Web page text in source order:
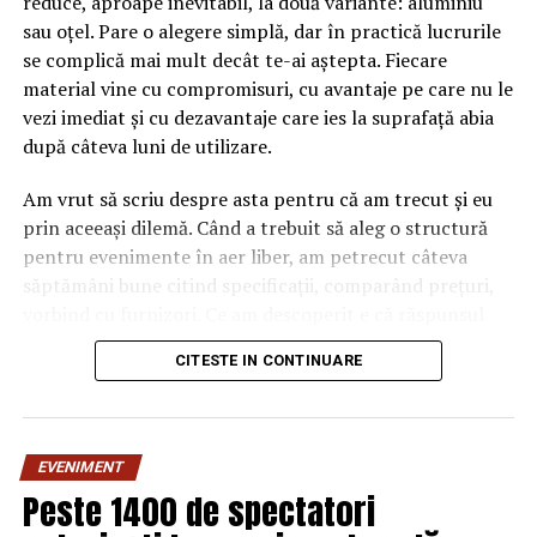
ARTICOLE PE ACEIASI TEMA: PRIMA
URMATORUL
Vrea să facă POLIȚIA Facebook! Ce nu vei avea voie să
faci. Detalii incendiare | Sibiul de AZI
NU RATATI
Românii îşi mută firmele în ţara fără birocraţie şi ghişee.
O firmă se face în câteva minute | Sibiul de AZI
sau oțel. Pare o alegere simplă, dar în practică lucrurile
se complică mai mult decât te-ai aștepta. Fiecare
material vine cu compromisuri, cu avantaje pe care nu le
vezi imediat și cu dezavantaje care ies la suprafață abia
după câteva luni de utilizare.
Am vrut să scriu despre asta pentru că am trecut și eu
prin aceeași dilemă. Când a trebuit să aleg o structură
pentru evenimente în aer liber, am petrecut câteva
săptămâni bune citind specificații, comparând prețuri,
„corect” depinde mult de context, de cât de des muți
pavilionul și de ce condiții meteo ai de înfruntat.
materialului mai mult decât
CITESTE IN CONTINUARE
EVENIMENT
Peste 1400 de spectatori